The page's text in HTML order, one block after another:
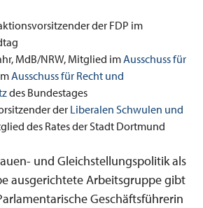
der FDP im
MdB/NRW, Mitglied imAusschuss für
Ausschuss für Recht und
des Bundestages
der Liberalen Schwulen und
des Rates der Stadt Dortmund
und Gleichstellungspolitik als
ausgerichtete Arbeitsgruppe gibt
Geschäftsführerin